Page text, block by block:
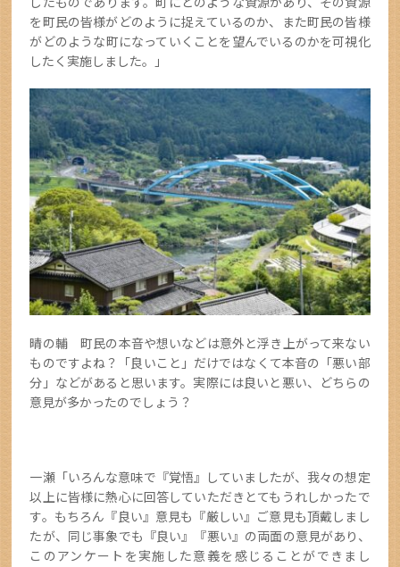
を町民の皆様がどのように捉えているのか、また町民の皆様
がどのような町になっていくことを望んでいるのかを可視化
したく実施しました。」
晴の輔 町民の本音や想いなどは意外と浮き上がって来ない
ものですよね？「良いこと」だけではなくて本音の「悪い部
分」などがあると思います。実際には良いと悪い、どちらの
意見が多かったのでしょう？
一瀬「いろんな意味で『覚悟』していましたが、我々の想定
以上に皆様に熱心に回答していただきとてもうれしかったで
す。もちろん『良い』意見も『厳しい』ご意見も頂戴しまし
たが、同じ事象でも『良い』『悪い』の両面の意見があり、
このアンケートを実施した意義を感じることができまし